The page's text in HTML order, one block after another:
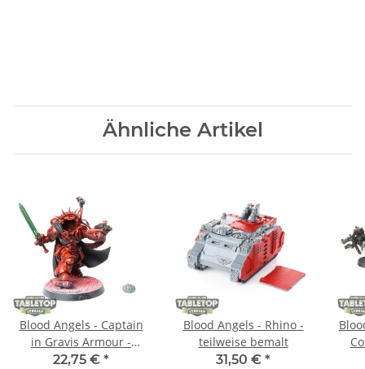
Ähnliche Artikel
Blood Angels - Captain
in Gravis Armour -
teilweise bemalt
22,75 € *
Blood Angels - Rhino -
teilweise bemalt
31,50 € *